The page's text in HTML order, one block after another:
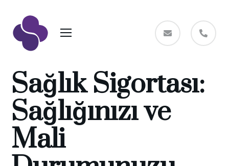
Sağlık Sigortası:
Sağlığınızı ve
Mali